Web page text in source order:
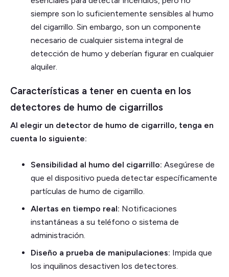
siempre son lo suficientemente sensibles al humo
del cigarrillo. Sin embargo, son un componente
necesario de cualquier sistema integral de
detección de humo y deberían figurar en cualquier
alquiler.
Características a tener en cuenta en los
detectores de humo de cigarrillos
Al elegir un detector de humo de cigarrillo, tenga en
cuenta lo siguiente:
Sensibilidad al humo del cigarrillo: Asegúrese de
que el dispositivo pueda detectar específicamente
partículas de humo de cigarrillo.
Alertas en tiempo real: Notificaciones
instantáneas a su teléfono o sistema de
administración.
Diseño a prueba de manipulaciones: Impida que
los inquilinos desactiven los detectores.